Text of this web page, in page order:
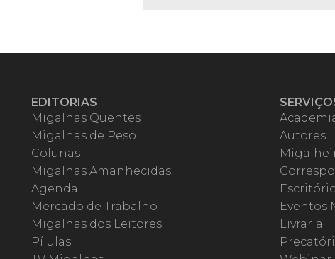
EDITORIAS
Migalhas Quentes
Migalhas de Peso
Colunas
Migalhas Amanhecidas
Agenda
Mercado de Trabalho
Migalhas dos Leitores
Pílulas
Autores
Eventos
Livraria